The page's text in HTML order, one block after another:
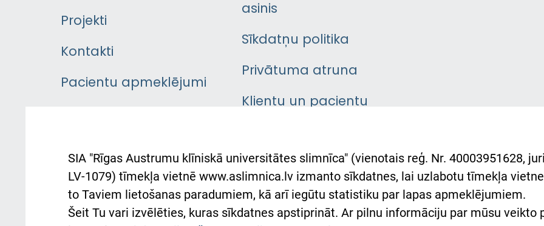
Projekti
Kontakti
Pacientu apmeklējumi
Pacienta
atsauksmju/sūdzību
iesniegšanas kārtība
asinis
Sīkdatņu politika
Privātuma atruna
Klientu un pacientu
Austrumu slimnīcas
atbalsts Ukrainai
Підтримка Східної лікарні
та співпраця з Україною
SIA "Rīgas Austrumu klīniskā universitātes slimnīca" (vienotais reģ. Nr. 40003951628,
LV-1079) tīmekļa vietnē www.aslimnica.lv izmanto sīkdatnes, lai uzlabotu tīmekļa
to Taviem lietošanas paradumiem, kā arī iegūtu statistiku par lapas apmeklējumiem.
Šeit Tu vari izvēlēties, kuras sīkdatnes apstiprināt. Ar pilnu informāciju par mūsu veikto